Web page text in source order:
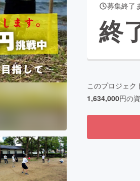
Good
CAMPFIRE Creation
納税machi-ya コミュニティ
募集終了
終
このプロジェク
1,634,000円の